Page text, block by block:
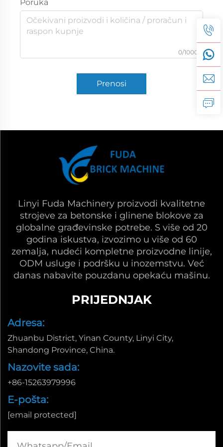
Poruka
0/1000
Prenosi
Linyi Fuda Machinery proizvodi kvalitetne
strojeve za betonske i glinene blokove za
globalne građevinske potrebe. S više od 20
godina iskustva, izvozimo u više od 60
zemalja, nudeći kompletne proizvodne linije,
ODM usluge i podršku u inozemstvu. Već
danas nabavite pouzdanu opekaću mašinu.
PRIJEDNJAK
Adresa:
Zhuanbu District, Yinan County, Linyi City,
Shandong Province, China.
Nazovite sada:
+86-15263979996
E-pošta:
[email protected]